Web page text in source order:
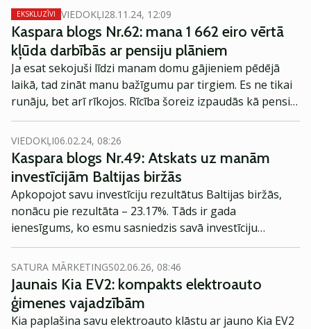
EKSKLUZĪVI VIEDOKĻI28.11.24, 12:09
Kaspara blogs Nr.62: mana 1 662 eiro vērtā
kļūda darbībās ar pensiju plāniem
Ja esat sekojuši līdzi manam domu gājieniem pēdējā
laikā, tad zināt manu bažīgumu par tirgiem. Es ne tikai
runāju, bet arī rīkojos. Rīcība šoreiz izpaudās kā pensiju
plānu maiņa. Kā un kas notika, un kāds ir rezultāts?
VIEDOKĻI06.02.24, 08:26
Kaspara blogs Nr.49: Atskats uz manām
investīcijām Baltijas biržās
Apkopojot savu investīciju rezultātus Baltijas biržās,
nonācu pie rezultāta – 23.17%. Tāds ir gada
ienesīgums, ko esmu sasniedzis savā investīciju
pieredzē tieši Baltijas biržās. Šajā rakstā apkopoju
zīmīgākos veiktos darījumus, darījumus ar lielāko
peļņu, neveiksmīgākos darījumus, kā arī dažādas
atziņas, ko esmu guvis šajā procesā.
SATURA MĀRKETINGS02.06.26, 08:46
Jaunais Kia EV2: kompakts elektroauto
ģimenes vajadzībām
Kia paplašina savu elektroauto klāstu ar jauno Kia EV2